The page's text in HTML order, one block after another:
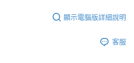
顯示電腦版詳細說明
客服